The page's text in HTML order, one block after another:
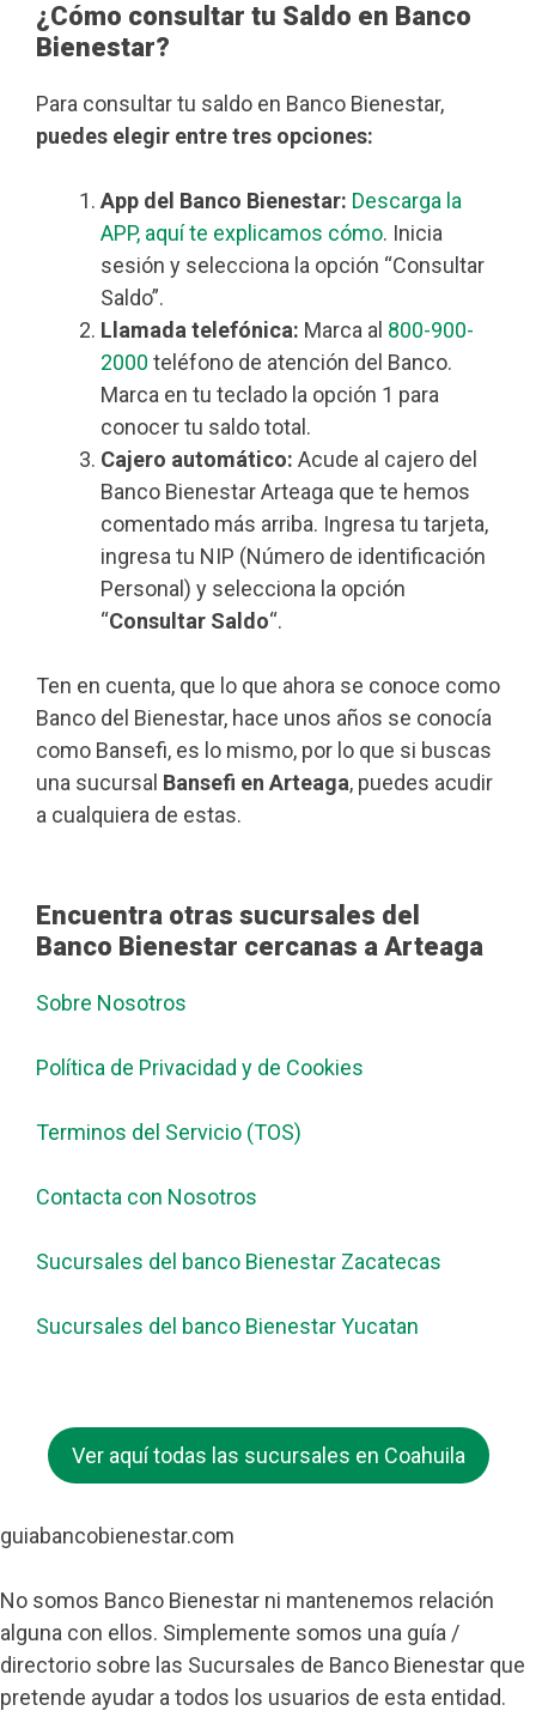
¿Cómo consultar tu Saldo en Banco
Bienestar?
Para consultar tu saldo en Banco Bienestar,
puedes elegir entre tres opciones:
App del Banco Bienestar: Descarga la
APP, aquí te explicamos cómo. Inicia
sesión y selecciona la opción “Consultar
Saldo”.
Llamada telefónica: Marca al 800-900-
2000 teléfono de atención del Banco.
Marca en tu teclado la opción 1 para
conocer tu saldo total.
Cajero automático: Acude al cajero del
Banco Bienestar Arteaga que te hemos
comentado más arriba. Ingresa tu tarjeta,
ingresa tu NIP (Número de identificación
Personal) y selecciona la opción
“Consultar Saldo“.
Ten en cuenta, que lo que ahora se conoce como
Banco del Bienestar, hace unos años se conocía
como Bansefi, es lo mismo, por lo que si buscas
una sucursal Bansefi en Arteaga, puedes acudir
a cualquiera de estas.
Encuentra otras sucursales del
Banco Bienestar cercanas a Arteaga
Sobre Nosotros
Política de Privacidad y de Cookies
Terminos del Servicio (TOS)
Contacta con Nosotros
Sucursales del banco Bienestar Zacatecas
Sucursales del banco Bienestar Yucatan
Ver aquí todas las sucursales en Coahuila
guiabancobienestar.com
No somos Banco Bienestar ni mantenemos relación
alguna con ellos. Simplemente somos una guía /
directorio sobre las Sucursales de Banco Bienestar que
pretende ayudar a todos los usuarios de esta entidad.